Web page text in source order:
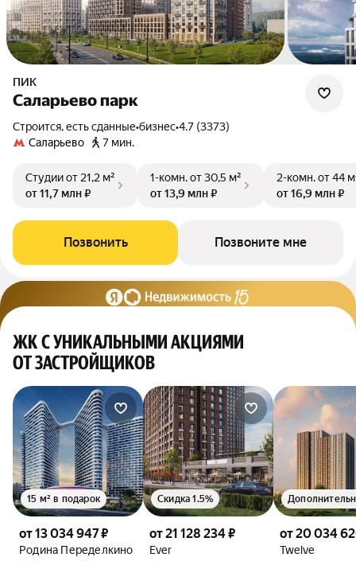
ПИК
Саларьево парк
Строится, есть сданные•бизнес•4.7 (3373)
Саларьево
7 мин.
Студииот 21,2 м²
от 11,7 млн ₽
1-комн.от 30,5 м²
от 13,9 млн ₽
2-комн.от 44
от 16,9 млн ₽
Позвонить Позвоните мне
ЖК С УНИКАЛЬНЫМИ АКЦИЯМИ
ОТ ЗАСТРОЙЩИКОВ
от 13 034 947 ₽
Родина Переделкино
15 м² в подарок
от 21 128 234 ₽
Ever
Скидка 1.5%
от 20 034
Twelve